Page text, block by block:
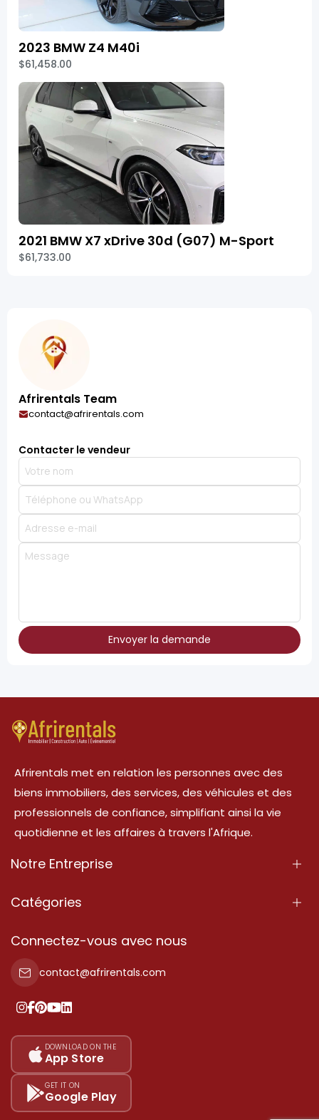
2023 BMW Z4 M40i
$61,458.00
2021 BMW X7 xDrive 30d (G07) M-Sport
$61,733.00
Afrirentals Team
contact@afrirentals.com
Contacter le vendeur
Envoyer la demande
Afrirentals met en relation les personnes avec des
biens immobiliers, des services, des véhicules et des
professionnels de confiance, simplifiant ainsi la vie
quotidienne et les affaires à travers l'Afrique.
Notre Entreprise
À Propos
Conditions d'Utilisation
Politique de Confidentialité
Nos tarifs
Plan du site
Catégories
Propriété
Propriété à vendre
Propriété à louer
Ajoutez votre témoignage
Connectez-vous avec nous
contact@afrirentals.com
DOWNLOAD ON THE
App Store
GET IT ON
Google Play